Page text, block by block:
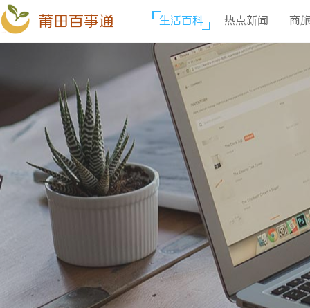
莆田百事通 生活百科 热点新闻 商